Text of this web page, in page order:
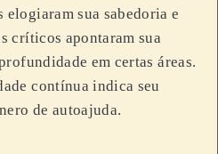
sua sabedoria e
críticos apontaram sua
em certas áreas.
contínua indica seu
de autoajuda.